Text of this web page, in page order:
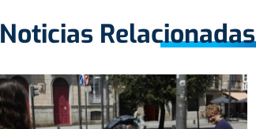
Noticias Relacionadas